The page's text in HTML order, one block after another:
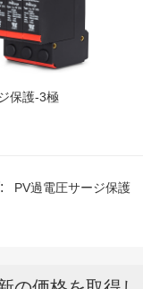
保護-3極
PV過電圧サージ保護